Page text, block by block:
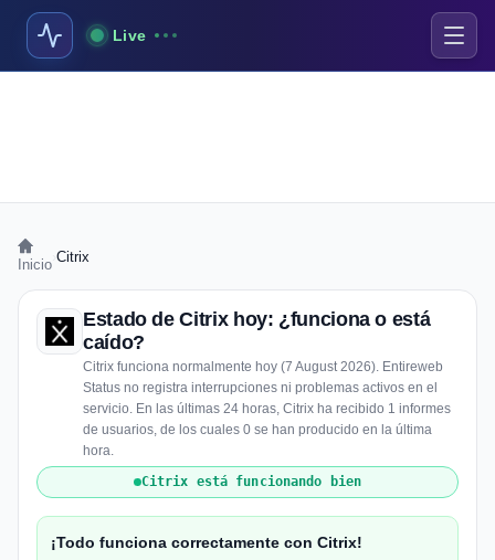
Live
Inicio Citrix
Estado de Citrix hoy: ¿funciona o está
caído?
Citrix funciona normalmente hoy (7 August 2026). Entireweb
Status no registra interrupciones ni problemas activos en el
servicio. En las últimas 24 horas, Citrix ha recibido 1 informes
de usuarios, de los cuales 0 se han producido en la última
hora.
Citrix está funcionando bien
¡Todo funciona correctamente con Citrix!